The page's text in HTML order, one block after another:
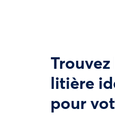
litière
pour